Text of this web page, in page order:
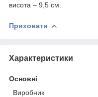
висота – 9,5 см.
Приховати
Характеристики
Основні
Виробник